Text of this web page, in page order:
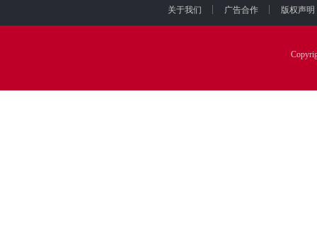
关于我们 广告合作 版权声明